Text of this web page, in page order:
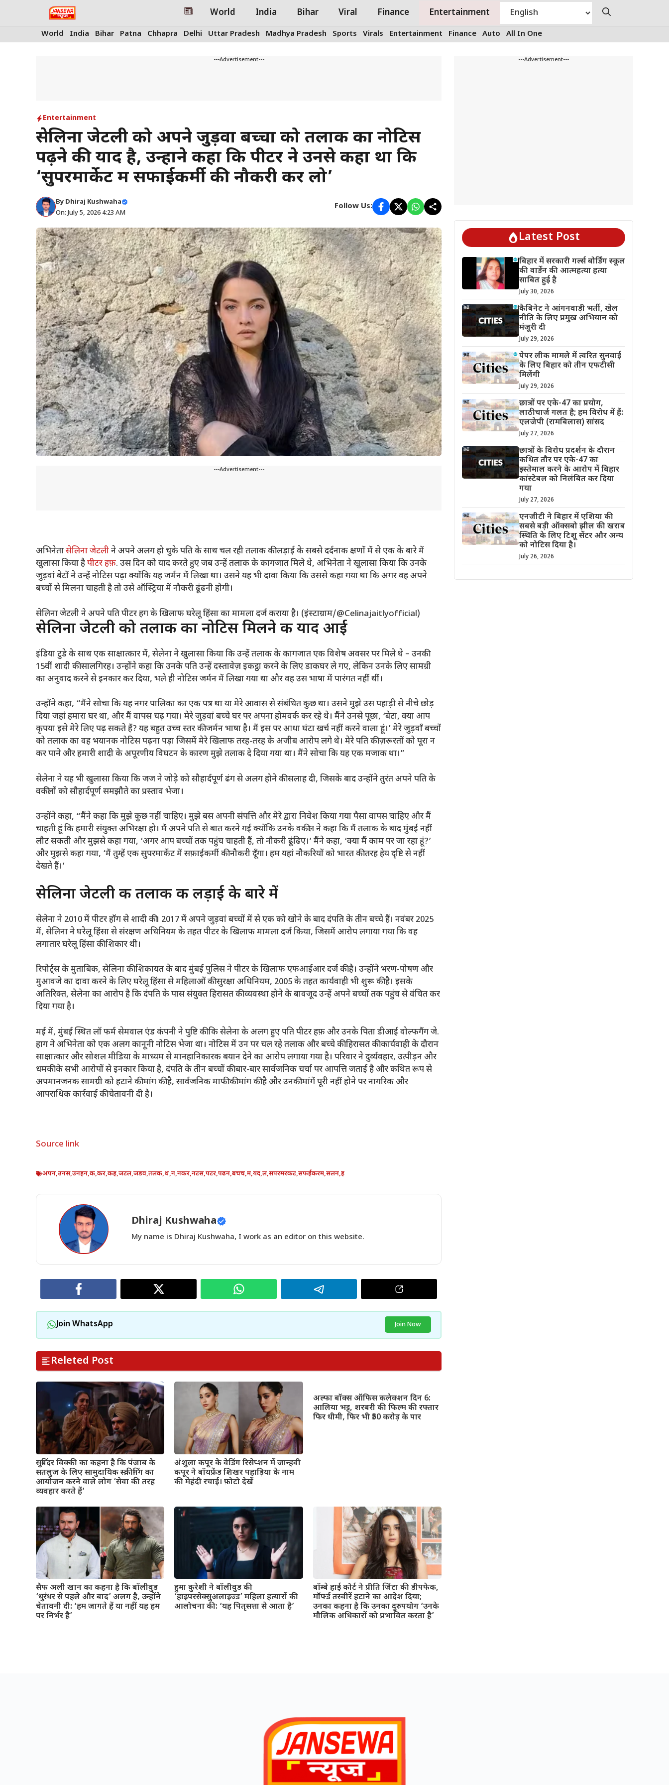
World India Bihar Viral Finance Entertainment
World India Bihar Patna Chhapra Delhi Uttar Pradesh Madhya Pradesh Sports Virals Entertainment Finance Auto All In One
---Advertisement---
Entertainment
सेलिना जेटली को अपने जुड़वा बच्चों को तलाक का नोटिस
पढ़ने की याद है, उन्होंने कहा कि पीटर ने उनसे कहा था कि
‘सुपरमार्केट में सफाईकर्मी की नौकरी कर लो’
By Dhiraj Kushwaha
On: July 5, 2026 4:23 AM
Follow Us:
---Advertisement---
अभिनेतासेलिना जेटलीने अपने अलग हो चुके पति के साथ चल रही तलाक की लड़ाई के सबसे दर्दनाक क्षणों में से एक के बारे में
खुलासा किया हैपीटर हफ़. उस दिन को याद करते हुए जब उन्हें तलाक के कागजात मिले थे, अभिनेता ने खुलासा किया कि उनके
जुड़वां बेटों ने उन्हें नोटिस पढ़ा क्योंकि यह जर्मन में लिखा था। उसने यह भी दावा किया कि उससे कहा गया था कि अगर वह अपने
बच्चों से मिलना चाहती है तो उसे ऑस्ट्रिया में नौकरी ढूंढनी होगी।
सेलिना जेटली ने अपने पति पीटर हग के खिलाफ घरेलू हिंसा का मामला दर्ज कराया है। (इंस्टाग्राम/@Celinajaitlyofficial)
सेलिना जेटली को तलाक का नोटिस मिलने की याद आई
इंडिया टुडे के साथ एक साक्षात्कार में, सेलेना ने खुलासा किया कि उन्हें तलाक के कागजात एक विशेष अवसर पर मिले थे – उनकी
15वीं शादी की सालगिरह। उन्होंने कहा कि उनके पति उन्हें दस्तावेज़ इकट्ठा करने के लिए डाकघर ले गए, लेकिन उनके लिए सामग्री
का अनुवाद करने से इनकार कर दिया, भले ही नोटिस जर्मन में लिखा गया था और वह उस भाषा में पारंगत नहीं थीं।
उन्होंने कहा, “मैंने सोचा कि यह नगर पालिका का एक पत्र था या मेरे आवास से संबंधित कुछ था। उसने मुझे उस पहाड़ी से नीचे छोड़
दिया जहां हमारा घर था, और मैं वापस चढ़ गया। मेरे जुड़वां बच्चे घर पर अपना होमवर्क कर रहे थे। मैंने उनसे पूछा, ‘बेटा, क्या आप
कृपया इसे मेरे लिए पढ़ सकते हैं? यह बहुत उच्च स्तर की जर्मन भाषा है। मैं इस पर आधा घंटा खर्च नहीं करने वाला हूं।’ मेरे जुड़वाँ बच्चों
को तलाक का वह भयानक नोटिस पढ़ना पड़ा जिसमें मेरे खिलाफ तरह-तरह के अजीब आरोप लगे थे। मेरे पति की ज़रूरतों को पूरा न
कर पाने और हमारी शादी के अपूरणीय विघटन के कारण मुझे तलाक दे दिया गया था। मैंने सोचा कि यह एक मजाक था।”
सेलेना ने यह भी खुलासा किया कि जज ने जोड़े को सौहार्दपूर्ण ढंग से अलग होने की सलाह दी, जिसके बाद उन्होंने तुरंत अपने पति के
वकीलों को सौहार्दपूर्ण समझौते का प्रस्ताव भेजा।
उन्होंने कहा, “मैंने कहा कि मुझे कुछ नहीं चाहिए। मुझे बस अपनी संपत्ति और मेरे द्वारा निवेश किया गया पैसा वापस चाहिए और मैं
चाहती हूं कि हमारी संयुक्त अभिरक्षा हो। मैं अपने पति से बात करने गई क्योंकि उनके वकील ने कहा कि मैं तलाक के बाद मुंबई नहीं
लौट सकती और मुझसे कहा गया, ‘अगर आप बच्चों तक पहुंच चाहती हैं, तो नौकरी ढूंढिए।’ मैंने कहा, ‘क्या मैं काम पर जा रहा हूं?’
और मुझसे कहा गया, ‘मैं तुम्हें एक सुपरमार्केट में सफ़ाईकर्मी की नौकरी दूँगा। हम यहां नौकरियों को भारत की तरह हेय दृष्टि से नहीं
देखते हैं।’
सेलिना जेटली की तलाक की लड़ाई के बारे में
सेलेना ने 2010 में पीटर हॉग से शादी की। 2017 में अपने जुड़वां बच्चों में से एक को खोने के बाद दंपति के तीन बच्चे हैं। नवंबर 2025
में, सेलिना ने घरेलू हिंसा से संरक्षण अधिनियम के तहत पीटर के खिलाफ मामला दर्ज किया, जिसमें आरोप लगाया गया कि वह
लगातार घरेलू हिंसा की शिकार थी।
रिपोर्ट्स के मुताबिक, सेलिना की शिकायत के बाद मुंबई पुलिस ने पीटर के खिलाफ एफआईआर दर्ज की है। उन्होंने भरण-पोषण और
मुआवजे का दावा करने के लिए घरेलू हिंसा से महिलाओं की सुरक्षा अधिनियम, 2005 के तहत कार्यवाही भी शुरू की है। इसके
अतिरिक्त, सेलेना का आरोप है कि दंपति के पास संयुक्त हिरासत की व्यवस्था होने के बावजूद उन्हें अपने बच्चों तक पहुंच से वंचित कर
दिया गया है।
मई में, मुंबई स्थित लॉ फर्म सेमवाल एंड कंपनी ने पुष्टि की कि सेलेना के अलग हुए पति पीटर हफ़ और उनके पिता डीआई वोल्फगैंग जे.
हाग ने अभिनेता को एक अलग कानूनी नोटिस भेजा था। नोटिस में उन पर चल रहे तलाक और बच्चे की हिरासत की कार्यवाही के दौरान
साक्षात्कार और सोशल मीडिया के माध्यम से मानहानिकारक बयान देने का आरोप लगाया गया है। परिवार ने दुर्व्यवहार, उत्पीड़न और
धमकी के सभी आरोपों से इनकार किया है, दंपति के तीन बच्चों की बार-बार सार्वजनिक चर्चा पर आपत्ति जताई है और कथित रूप से
अपमानजनक सामग्री को हटाने की मांग की है, सार्वजनिक माफी की मांग की है और उनकी मांगें पूरी नहीं होने पर नागरिक और
आपराधिक कार्रवाई की चेतावनी दी है।
Source link
अपन,उनस,उनहन,क,कर,कह,जटल,जडव,तलक,थ,न,नकर,नटस,पटर,पढन,बचच,म,यद,ल,सपरमरकट,सफईकरम,सलन,ह
Dhiraj Kushwaha
My name is Dhiraj Kushwaha, I work as an editor on this website.
Join WhatsApp Join Now
Releted Post
सुबिंदर विक्की का कहना है कि पंजाब के
सतलुज के लिए सामुदायिक स्क्रीनिंग का
आयोजन करने वाले लोग ‘सेवा की तरह
व्यवहार करते हैं’
अंशुला कपूर के वेडिंग रिसेप्शन में जान्हवी
कपूर ने बॉयफ्रेंड शिखर पहाड़िया के नाम
की मेहंदी रचाई। फ़ोटो देखें
अल्फा बॉक्स ऑफिस कलेक्शन दिन 6:
आलिया भट्ट, शरबरी की फिल्म की रफ्तार
फिर धीमी, फिर भी ₹50 करोड़ के पार
सैफ अली खान का कहना है कि बॉलीवुड
‘धुरंधर से पहले और बाद’ अलग है, उन्होंने
चेतावनी दी: ‘हम जागते हैं या नहीं यह हम
पर निर्भर है’
हुमा कुरेशी ने बॉलीवुड की
‘हाइपरसेक्सुअलाइज्ड’ महिला हत्यारों की
आलोचना की: ‘यह पितृसत्ता से आता है’
बॉम्बे हाई कोर्ट ने प्रीति जिंटा की डीपफेक,
मॉर्फ्ड तस्वीरें हटाने का आदेश दिया;
उनका कहना है कि उनका दुरुपयोग ‘उनके
मौलिक अधिकारों को प्रभावित करता है’
---Advertisement---
Latest Post
बिहार में सरकारी गर्ल्स बोर्डिंग स्कूल
की वार्डेन की आत्महत्या हत्या
साबित हुई है
July 30, 2026
कैबिनेट ने आंगनवाड़ी भर्ती, खेल
नीति के लिए प्रमुख अभियान को
मंजूरी दी
July 29, 2026
पेपर लीक मामले में त्वरित सुनवाई
के लिए बिहार को तीन एफटीसी
मिलेंगी
July 29, 2026
छात्रों पर एके-47 का प्रयोग,
लाठीचार्ज गलत है; हम विरोध में हैं:
एलजेपी (रामबिलास) सांसद
July 27, 2026
छात्रों के विरोध प्रदर्शन के दौरान
कथित तौर पर एके-47 का
इस्तेमाल करने के आरोप में बिहार
कांस्टेबल को निलंबित कर दिया
गया
July 27, 2026
एनजीटी ने बिहार में एशिया की
सबसे बड़ी ऑक्सबो झील की खराब
स्थिति के लिए टिशू सेंटर और अन्य
को नोटिस दिया है।
July 26, 2026